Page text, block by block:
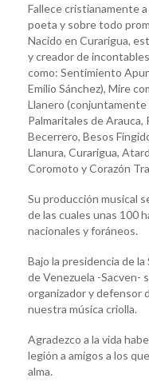
Fallece cristianamente
poeta y sobre todo
Nacido en Curarigua,
y creador de
como: Sentimiento
Emilio Sánchez), Mire
Llanero (conjuntamente
Palmaritales de Arauca,
Becerrero, Besos
Llanura, Curarigua,
Coromoto y Corazón
Su producción musical
de las cuales unas 100
nacionales y foráneos.
Bajo la presidencia de
de Venezuela -Sacven-
organizador y defensor
nuestra música criolla.
Agradezco a la vida
legión a amigos a los
alma.